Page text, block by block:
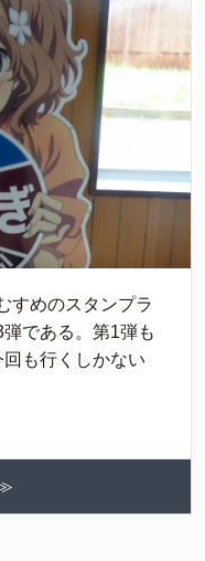
すめのスタンプラ
である。第1弾も
も行くしかない